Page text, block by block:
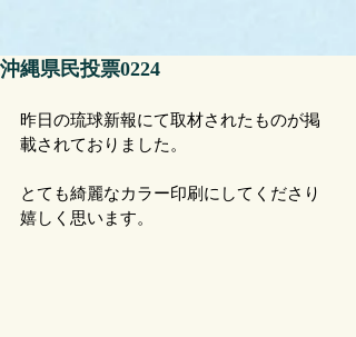
沖縄県民投票0224
昨日の琉球新報にて取材されたものが掲
載されておりました。
とても綺麗なカラー印刷にしてくださり
嬉しく思います。